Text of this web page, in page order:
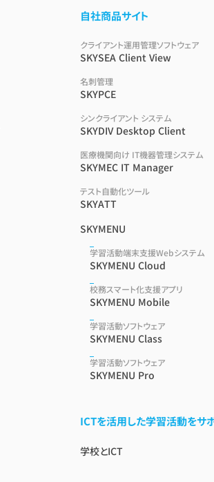
自社商品サイト
クライアント運用管理ソフトウェア
SKYSEA Client View
名刺管理
SKYPCE
シンクライアント システム
SKYDIV Desktop Client
医療機関向け IT機器管理システム
SKYMEC IT Manager
テスト自動化ツール
SKYATT
SKYMENU
学習活動端末支援Webシステム
SKYMENU Cloud
校務スマート化支援アプリ
SKYMENU Mobile
学習活動ソフトウェア
SKYMENU Class
学習活動ソフトウェア
SKYMENU Pro
ICTを活用した学習活動をサ
学校とICT